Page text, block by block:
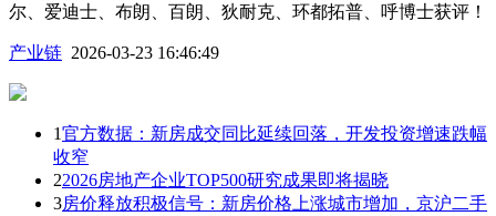
尔、爱迪士、布朗、百朗、狄耐克、环都拓普、呼博士获评！
产业链 2026-03-23 16:46:49
1官方数据：新房成交同比延续回落，开发投资增速跌幅
收窄
22026房地产企业TOP500研究成果即将揭晓
3房价释放积极信号：新房价格上涨城市增加，京沪二手